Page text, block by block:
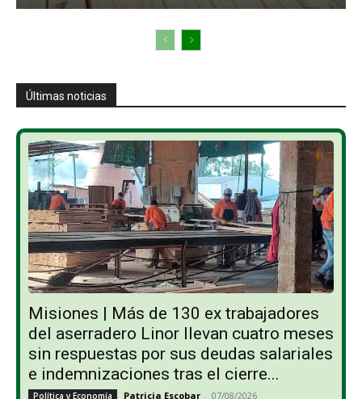
Últimas noticias
Misiones | Más de 130 ex trabajadores
del aserradero Linor llevan cuatro meses
sin respuestas por sus deudas salariales
e indemnizaciones tras el cierre...
Política y Economía Patricia Escobar - 07/08/2026